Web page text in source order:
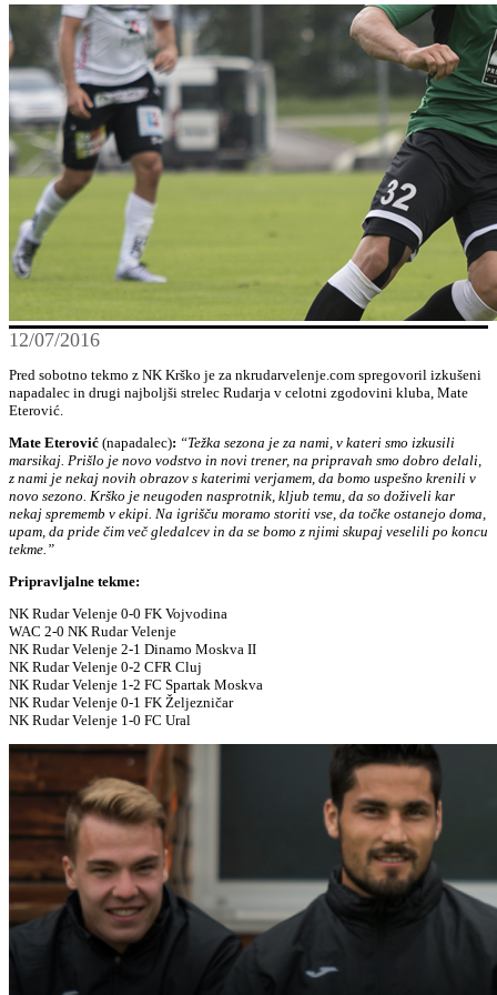
12/07/2016
Pred sobotno tekmo z NK Krško je za nkrudarvelenje.com spregovoril izkušeni
napadalec in drugi najboljši strelec Rudarja v celotni zgodovini kluba, Mate
Eterović.
Mate Eterović (napadalec): “Težka sezona je za nami, v kateri smo izkusili
marsikaj. Prišlo je novo vodstvo in novi trener, na pripravah smo dobro delali,
z nami je nekaj novih obrazov s katerimi verjamem, da bomo uspešno krenili v
novo sezono. Krško je neugoden nasprotnik, kljub temu, da so doživeli kar
nekaj sprememb v ekipi. Na igrišču moramo storiti vse, da točke ostanejo doma,
upam, da pride čim več gledalcev in da se bomo z njimi skupaj veselili po koncu
tekme.”
Pripravljalne tekme:
NK Rudar Velenje 0-0 FK Vojvodina
WAC 2-0 NK Rudar Velenje
NK Rudar Velenje 2-1 Dinamo Moskva II
NK Rudar Velenje 0-2 CFR Cluj
NK Rudar Velenje 1-2 FC Spartak Moskva
NK Rudar Velenje 0-1 FK Željezničar
NK Rudar Velenje 1-0 FC Ural